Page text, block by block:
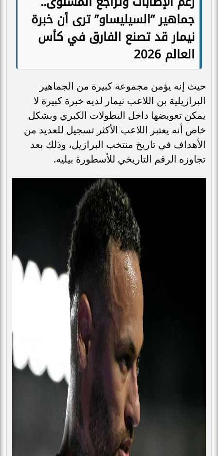
جماهير “السيليساو” ترى أن خبرة
نيمار قد تصنع الفارق في كأس
العالم 2026
حيث إنه يؤمن مجموعة كبيرة من الجماهير
البرازيلية بن اللاعب نيمار لديه خبرة كبيرة لا
يمكن تعويضها داخل البطولات الكبري وبشكل
خاص أنه يعتبر اللاعب الأكثر تسجيل للعديد من
الأهداف في تاريخ منتخب البرازيل، وذلك بعد
تجاوزه الرقم التاريخي للأسطورة بيليه.